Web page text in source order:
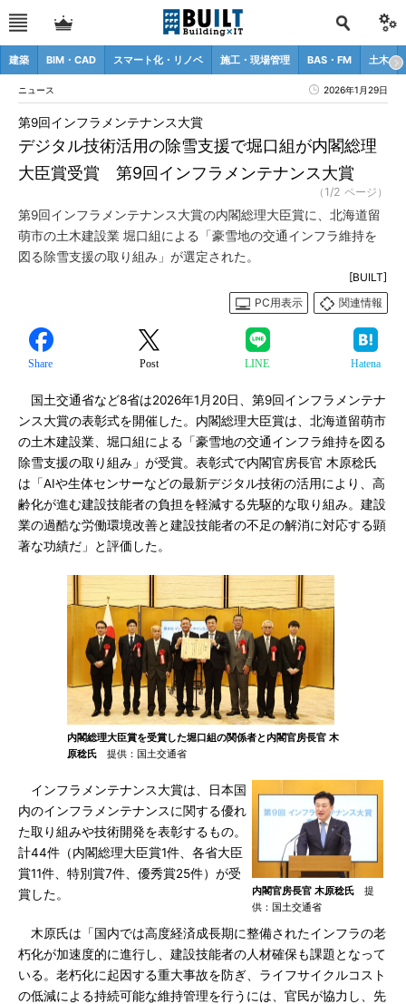
建築 BIM・CAD スマート化・リノベ 施工・現場管理 BAS・FM 土木
ニュース 2026年1月29日
デジタル技術活用の除雪支援で堀口組が内閣総理
大臣賞受賞 第9回インフラメンテナンス大賞
第9回インフラメンテナンス大賞
（1/2 ページ）
第9回インフラメンテナンス大賞の内閣総理大臣賞に、北海道留
萌市の土木建設業 堀口組による「豪雪地の交通インフラ維持を
図る除雪支援の取り組み」が選定された。
[BUILT]
PC用表示
関連情報
Share Post LINE Hatena
国土交通省など8省は2026年1月20日、第9回インフラメンテナ
ンス大賞の表彰式を開催した。内閣総理大臣賞は、北海道留萌市
の土木建設業、堀口組による「豪雪地の交通インフラ維持を図る
除雪支援の取り組み」が受賞。表彰式で内閣官房長官 木原稔氏
は「AIや生体センサーなどの最新デジタル技術の活用により、高
齢化が進む建設技能者の負担を軽減する先駆的な取り組み。建設
業の過酷な労働環境改善と建設技能者の不足の解消に対応する顕
著な功績だ」と評価した。
内閣総理大臣賞を受賞した堀口組の関係者と内閣官房長官 木
原稔氏 提供：国土交通省
内閣官房長官 木原稔氏 提
供：国土交通省
インフラメンテナンス大賞は、日本国
内のインフラメンテナンスに関する優れ
た取り組みや技術開発を表彰するもの。
計44件（内閣総理大臣賞1件、各省大臣
賞11件、特別賞7件、優秀賞25件）が受
賞した。
木原氏は「国内では高度経済成長期に整備されたインフラの老
朽化が加速度的に進行し、建設技能者の人材確保も課題となって
いる。老朽化に起因する重大事故を防ぎ、ライフサイクルコスト
の低減による持続可能な維持管理を行うには、官民が協力し、先